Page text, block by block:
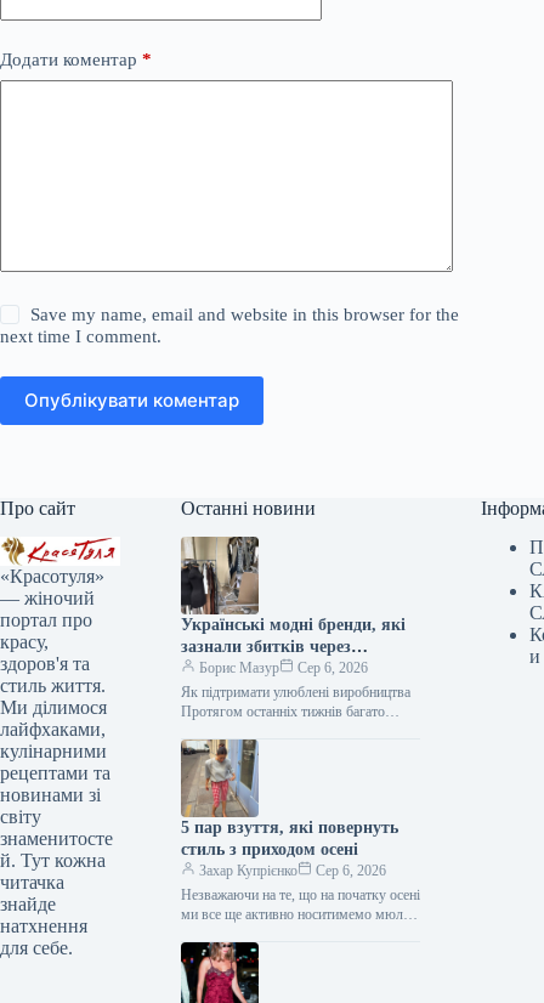
Додати коментар *
Save my name, email and website in this browser for the
next time I comment.
Опублікувати коментар
Про сайт
«Красотуля»
— жіночий
портал про
красу,
здоров'я та
стиль життя.
Ми ділимося
лайфхаками,
кулінарними
рецептами та
новинами зі
світу
знаменитосте
й. Тут кожна
читачка
знайде
натхнення
для себе.
Останні новини
Українські модні бренди, які
зазнали збитків через
обстріли, та шляхи їхньої
підтримки
Борис Мазур
Сер 6, 2026
Як підтримати улюблені виробництва
Протягом останніх тижнів багато
дорогоцінну столицю Київ, зазнали
масштабних ворожих нападів із…
5 пар взуття, які повернуть
стиль з приходом осені
Захар Купрієнко
Сер 6, 2026
Незважаючи на те, що на початку осені
ми все ще активно носитимемо мюлі
матимемо як…
и